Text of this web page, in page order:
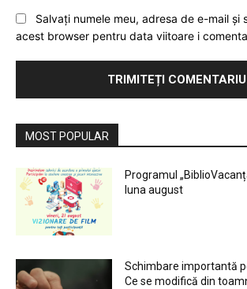
Salvați numele meu, adresa de e-mail și
acest browser pentru data viitoare i
MOST POPULAR
Programul
luna august
Schimbare importantă
Ce se modifică din